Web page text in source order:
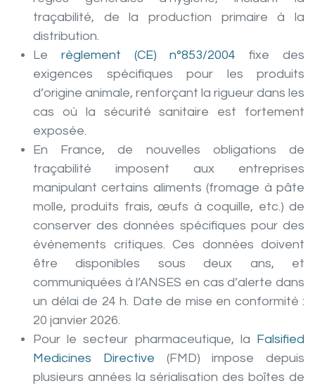
traçabilité, de la production primaire à la
distribution.
Le règlement (CE) n°853/2004 fixe des
exigences spécifiques pour les produits
d’origine animale, renforçant la rigueur dans les
cas où la sécurité sanitaire est fortement
exposée.
En France, de nouvelles obligations de
traçabilité imposent aux entreprises
manipulant certains aliments (fromage à pâte
molle, produits frais, œufs à coquille, etc.) de
conserver des données spécifiques pour des
événements critiques. Ces données doivent
être disponibles sous deux ans, et
communiquées à l’ANSES en cas d’alerte dans
un délai de 24 h. Date de mise en conformité :
20 janvier 2026.
Pour le secteur pharmaceutique, la Falsified
Medicines Directive (FMD) impose depuis
plusieurs années la sérialisation des boîtes de